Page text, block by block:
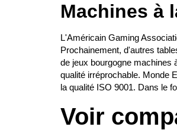
Machines à
L'Américain Gaming
Prochainement, d'autres
de jeux bourgogne machines
qualité irréprochable. Monde
la qualité ISO 9001. Dans le
Voir